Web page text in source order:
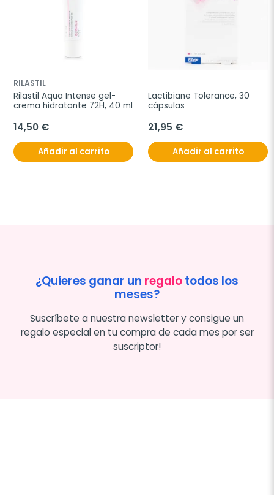
RILASTIL
Rilastil Aqua Intense gel-
crema hidratante 72H, 40 ml
14,50 €
Añadir al carrito
Lactibiane Tolerance, 30
cápsulas
21,95 €
Añadir al carrito
¿Quieres ganar un regalotodos los
meses?
Suscríbete a nuestra newsletter y consigue un
regalo especial en tu compra de cada mes por ser
suscriptor!